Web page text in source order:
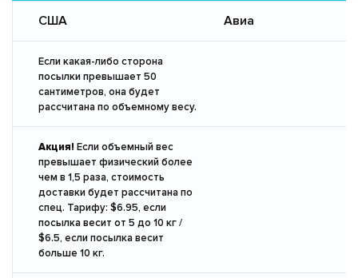
США Авиа
Если какая-либо сторона
посылки превышает 50
сантиметров, она будет
рассчитана по объемному весу.
Акция! Если объемный вес
превышает физический более
чем в 1,5 раза, стоимость
доставки будет рассчитана по
спец. Тарифу: $6.95, если
посылка весит от 5 до 10 кг /
$6.5, если посылка весит
больше 10 кг.